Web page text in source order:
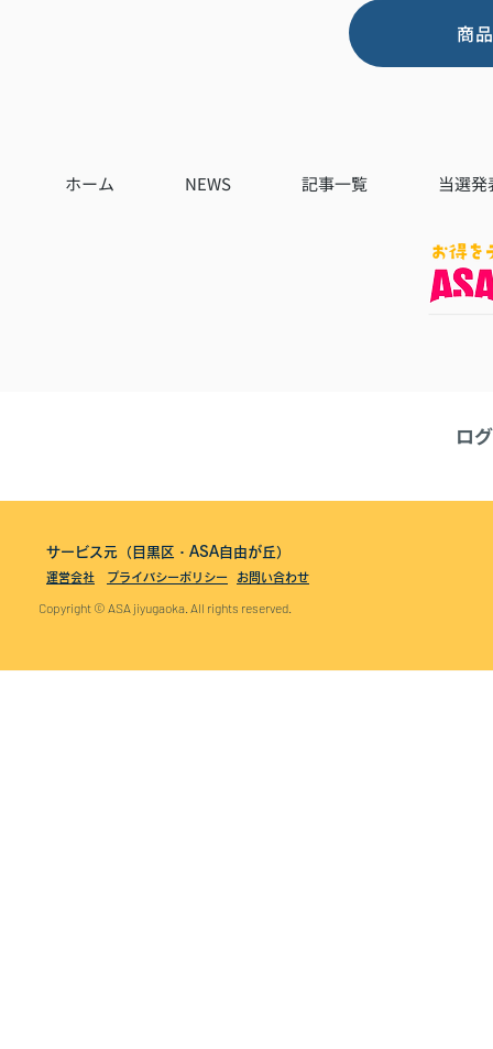
商
ホーム NEWS 記事一覧 当選発
ロ
サービス元（目黒区・ASA自由が丘）
運営会社 プライバシーポリシー お問い合わせ
Copyright © ASA jiyugaoka. All rights reserved.